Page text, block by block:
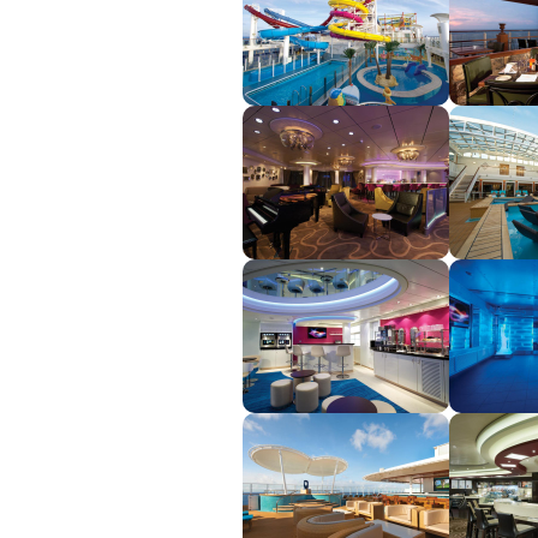
Južná Amerika
Južná Amerika
Arabský polostrov
Červené more
Emiráty a Perzský záliv
Ázia
Ázia
India
Japonsko
Juhovýchodná Ázia
Austrália a Nový Zéland
Austrália a Nový
Afrika a Indický oceán